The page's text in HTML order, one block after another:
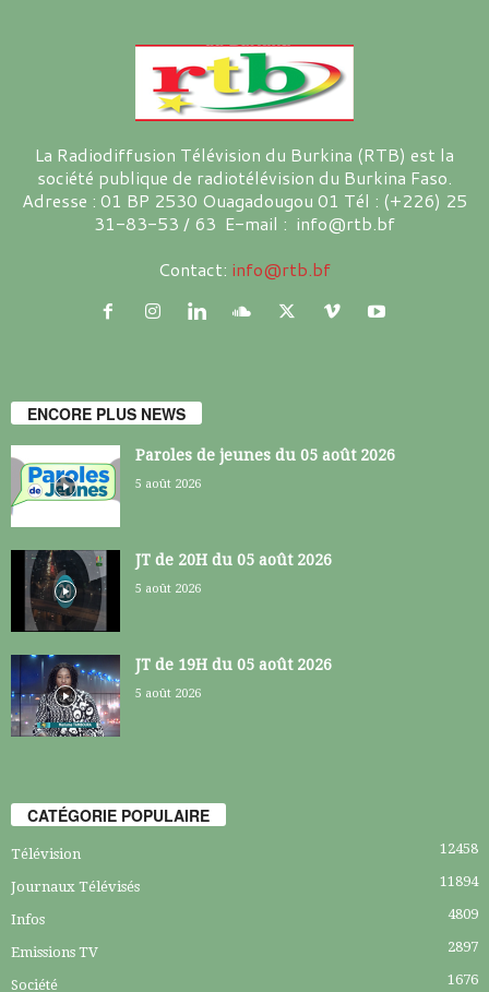
La Radiodiffusion Télévision du Burkina (RTB) est la
société publique de radiotélévision du Burkina Faso.
Adresse : 01 BP 2530 Ouagadougou 01 Tél : (+226) 25
31-83-53 / 63 E-mail : info@rtb.bf
Contact: info@rtb.bf
ENCORE PLUS NEWS
Paroles de jeunes du 05 août 2026
5 août 2026
JT de 20H du 05 août 2026
5 août 2026
JT de 19H du 05 août 2026
5 août 2026
CATÉGORIE POPULAIRE
Télévision 12458
Journaux Télévisés 11894
Infos 4809
Emissions TV 2897
Société 1676